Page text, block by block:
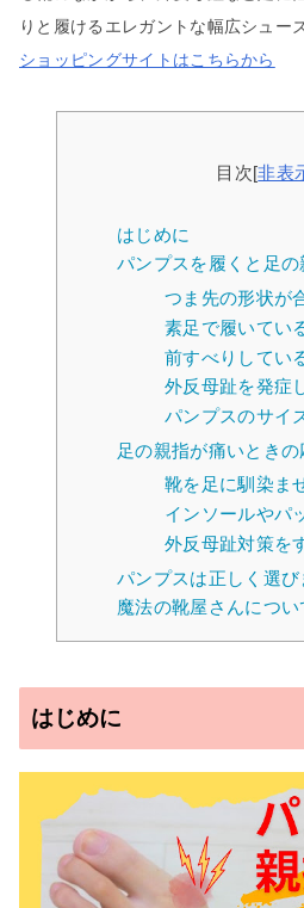
りと履けるエレガントな幅広シュー
ショッピングサイトはこちらから
目次[非表
はじめに
パンプスを履くと足
つま先の形状が
素足で履いてい
前すべりしてい
外反母趾を発症
パンプスのサイ
足の親指が痛いとき
靴を足に馴染ま
インソールやパ
外反母趾対策を
パンプスは正しく選び
魔法の靴屋さんについ
はじめに